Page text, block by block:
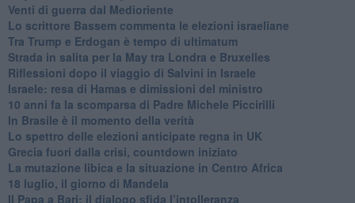
Venti di guerra dal Medioriente
Lo scrittore Bassem commenta le elezioni israeliane
Tra Trump e Erdogan è tempo di ultimatum
Strada in salita per la May tra Londra e Bruxelles
Riflessioni dopo il viaggio di Salvini in Israele
Israele: resa di Hamas e dimissioni del ministro
10 anni fa la scomparsa di Padre Michele Piccirilli
In Brasile è il momento della verità
Lo spettro delle elezioni anticipate regna in UK
Grecia fuori dalla crisi, countdown iniziato
La mutazione libica e la situazione in Centro Africa
18 luglio, il giorno di Mandela
Il Papa a Bari: il dialogo sfida l’intolleranza